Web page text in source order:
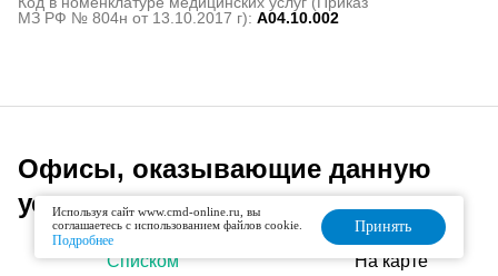
МЗ РФ № 804н от 13.10.2017 г): A04.10.002
Офисы, оказывающие данную
услугу
Списком На карте
Используя сайт www.cmd-online.ru, вы
соглашаетесь с использованием файлов cookie.
Подробнее
Принять